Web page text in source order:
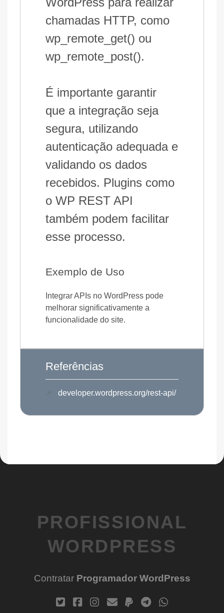
chamadas HTTP, como
wp_remote_get() ou
wp_remote_post().
É importante garantir
que a integração seja
segura, utilizando
autenticação adequada e
validando os dados
recebidos. Plugins como
o WP REST API
também podem facilitar
esse processo.
Exemplo de Uso
Integrar APIs no WordPress pode
melhorar significativamente a
funcionalidade do site.
Referências
developer.wordpress.org/rest-api/
PROFISSIONAL
WORDPRESS
Contratar Programador WordPress